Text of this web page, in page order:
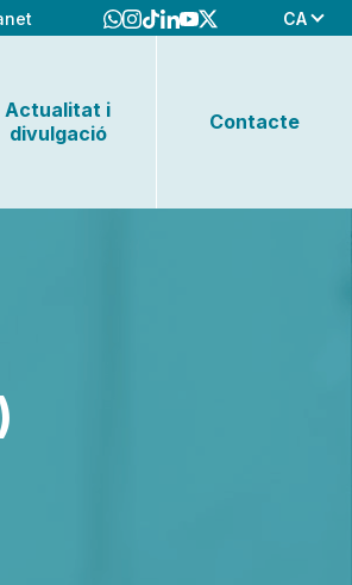
CA
Actualitat i
divulgació
Contacte